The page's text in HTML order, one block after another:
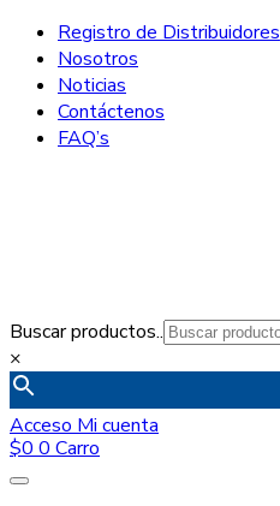
Registro de Distribuidores
Nosotros
Noticias
Contáctenos
FAQ’s
Buscar productos..
×
Acceso Mi cuenta
$0 0 Carro